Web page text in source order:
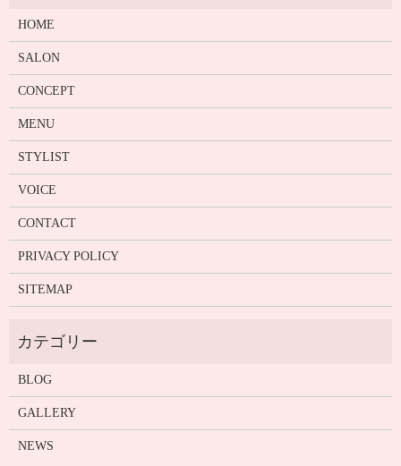
HOME
SALON
CONCEPT
MENU
STYLIST
VOICE
CONTACT
PRIVACY POLICY
SITEMAP
BLOG
GALLERY
NEWS